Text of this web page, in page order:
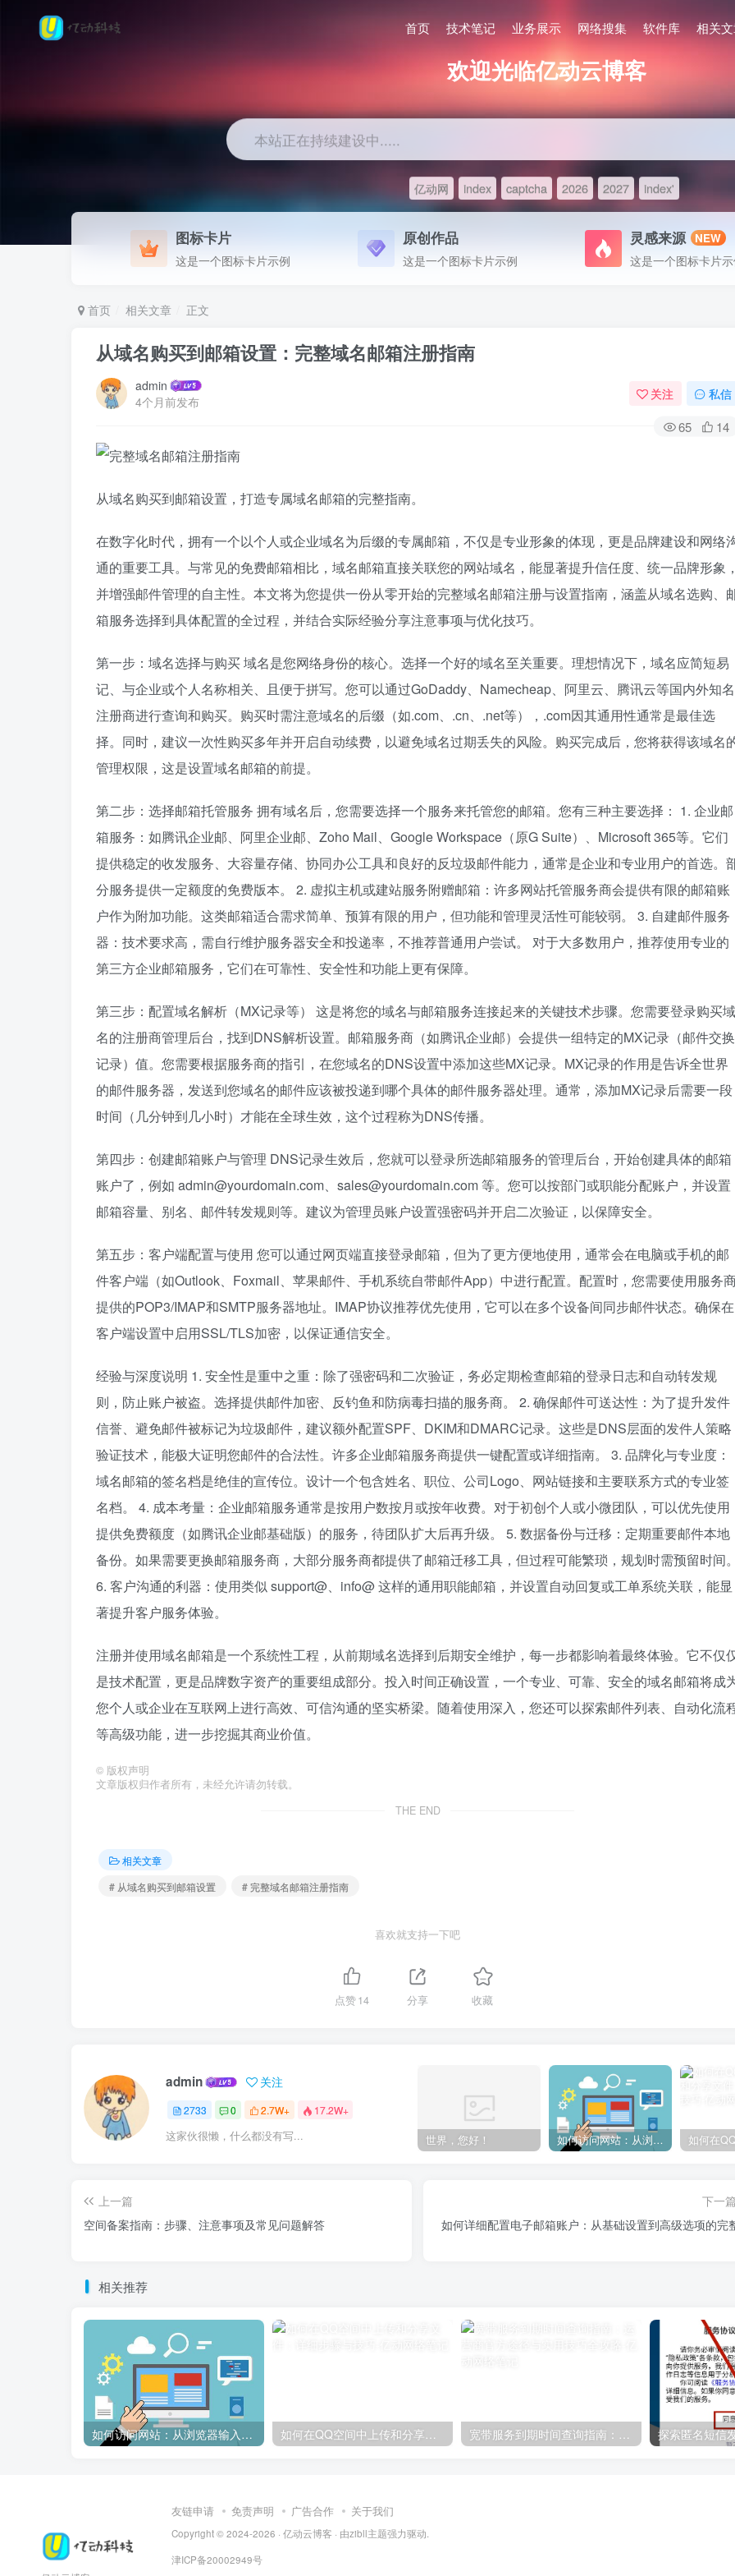
首页 技术笔记 业务展示 网络搜集 软件库 相关
欢迎光临亿动云博客
本站正在持续建设中.....
亿动网 index captcha 2026 2027 index'
图标卡片
这是一个图标卡片示例
原创作品
这是一个图标卡片示例
灵感来源 NEW
这是一个图标卡片
首页 相关文章 正文
从域名购买到邮箱设置：完整域名邮箱注册指南
admin
4个月前发布
关注 私信
65 14
从域名购买到邮箱设置，打造专属域名邮箱的完整指南。
在数字化时代，拥有一个以个人或企业域名为后缀的专属邮箱，不仅是专业形象的体现，更是品牌建设和网络
通的重要工具。与常见的免费邮箱相比，域名邮箱直接关联您的网站域名，能显著提升信任度、统一品牌形象，
并增强邮件管理的自主性。本文将为您提供一份从零开始的完整域名邮箱注册与设置指南，涵盖从域名选购、
箱服务选择到具体配置的全过程，并结合实际经验分享注意事项与优化技巧。
第一步：域名选择与购买 域名是您网络身份的核心。选择一个好的域名至关重要。理想情况下，域名应简短易
记、与企业或个人名称相关、且便于拼写。您可以通过GoDaddy、Namecheap、阿里云、腾讯云等国内外知名
注册商进行查询和购买。购买时需注意域名的后缀（如.com、.cn、.net等），.com因其通用性通常是最佳选
择。同时，建议一次性购买多年并开启自动续费，以避免域名过期丢失的风险。购买完成后，您将获得该域名
管理权限，这是设置域名邮箱的前提。
第二步：选择邮箱托管服务 拥有域名后，您需要选择一个服务来托管您的邮箱。您有三种主要选择： 1. 企业邮
箱服务：如腾讯企业邮、阿里企业邮、Zoho Mail、Google Workspace（原G Suite）、Microsoft 365等。它们
提供稳定的收发服务、大容量存储、协同办公工具和良好的反垃圾邮件能力，通常是企业和专业用户的首选。
分服务提供一定额度的免费版本。 2. 虚拟主机或建站服务附赠邮箱：许多网站托管服务商会提供有限的邮箱账
户作为附加功能。这类邮箱适合需求简单、预算有限的用户，但功能和管理灵活性可能较弱。 3. 自建邮件服务
器：技术要求高，需自行维护服务器安全和投递率，不推荐普通用户尝试。 对于大多数用户，推荐使用专业的
第三方企业邮箱服务，它们在可靠性、安全性和功能上更有保障。
第三步：配置域名解析（MX记录等） 这是将您的域名与邮箱服务连接起来的关键技术步骤。您需要登录购买域
名的注册商管理后台，找到DNS解析设置。邮箱服务商（如腾讯企业邮）会提供一组特定的MX记录（邮件交换
记录）值。您需要根据服务商的指引，在您域名的DNS设置中添加这些MX记录。MX记录的作用是告诉全世界
的邮件服务器，发送到您域名的邮件应该被投递到哪个具体的邮件服务器处理。通常，添加MX记录后需要一段
时间（几分钟到几小时）才能在全球生效，这个过程称为DNS传播。
第四步：创建邮箱账户与管理 DNS记录生效后，您就可以登录所选邮箱服务的管理后台，开始创建具体的邮箱
账户了，例如 admin@yourdomain.com、sales@yourdomain.com 等。您可以按部门或职能分配账户，并设置
邮箱容量、别名、邮件转发规则等。建议为管理员账户设置强密码并开启二次验证，以保障安全。
第五步：客户端配置与使用 您可以通过网页端直接登录邮箱，但为了更方便地使用，通常会在电脑或手机的邮
件客户端（如Outlook、Foxmail、苹果邮件、手机系统自带邮件App）中进行配置。配置时，您需要使用服务
提供的POP3/IMAP和SMTP服务器地址。IMAP协议推荐优先使用，它可以在多个设备间同步邮件状态。确保在
客户端设置中启用SSL/TLS加密，以保证通信安全。
经验与深度说明 1. 安全性是重中之重：除了强密码和二次验证，务必定期检查邮箱的登录日志和自动转发规
则，防止账户被盗。选择提供邮件加密、反钓鱼和防病毒扫描的服务商。 2. 确保邮件可送达性：为了提升发件
信誉、避免邮件被标记为垃圾邮件，建议额外配置SPF、DKIM和DMARC记录。这些是DNS层面的发件人策略
验证技术，能极大证明您邮件的合法性。许多企业邮箱服务商提供一键配置或详细指南。 3. 品牌化与专业度：
域名邮箱的签名档是绝佳的宣传位。设计一个包含姓名、职位、公司Logo、网站链接和主要联系方式的专业签
名档。 4. 成本考量：企业邮箱服务通常是按用户数按月或按年收费。对于初创个人或小微团队，可以优先使用
提供免费额度（如腾讯企业邮基础版）的服务，待团队扩大后再升级。 5. 数据备份与迁移：定期重要邮件本地
备份。如果需要更换邮箱服务商，大部分服务商都提供了邮箱迁移工具，但过程可能繁琐，规划时需预留时间。
6. 客户沟通的利器：使用类似 support@、info@ 这样的通用职能邮箱，并设置自动回复或工单系统关联，能显
著提升客户服务体验。
注册并使用域名邮箱是一个系统性工程，从前期域名选择到后期安全维护，每一步都影响着最终体验。它不仅
是技术配置，更是品牌数字资产的重要组成部分。投入时间正确设置，一个专业、可靠、安全的域名邮箱将成
您个人或企业在互联网上进行高效、可信沟通的坚实桥梁。随着使用深入，您还可以探索邮件列表、自动化流
等高级功能，进一步挖掘其商业价值。
© 版权声明
文章版权归作者所有，未经允许请勿转载。
THE END
相关文章
# 从域名购买到邮箱设置
# 完整域名邮箱注册指南
喜欢就支持一下吧
点赞14 分享 收藏
admin 关注
2733 0 2.7W+ 17.2W+
这家伙很懒，什么都没有写... 世界，您好！ 如何访问网站：从浏览器输入到页面加载的完整步骤详解
上一篇
空间备案指南：步骤、注意事项及常见问题解答
下一篇
如何详细配置电子邮箱账户：从基础设置到高级选项的完
相关推荐
如何访问网站：从浏览器输入到页面加载的完整步骤详解
友链申请 免责声明 广告合作 关于我们
Copyright © 2024-2026 · 亿动云博客 · 由zibll主题强力驱动.
津ICP备20002949号